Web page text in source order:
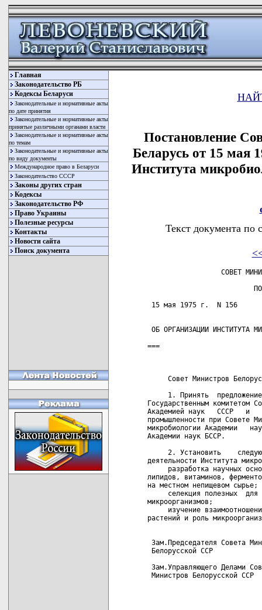
Главная
Законодательство РБ
Кодексы Беларуси
Законодательные и нормативные акты
по дате принятия
Законодательные и нормативные акты
принятые различными органами власти
Законодательные и нормативные акты
по темам
Законодательные и нормативные акты
по виду документы
Международное право в Беларуси
Законодательство СССР
Законы других стран
Кодексы
Законодательство РФ
Право Украины
Полезные ресурсы
Контакты
Новости сайта
Поиск документа
Постановление
Беларусь от 15 мая
Института
Текст документа по
СОВЕТ
15 мая 1975 г.  N
ОБ ОРГАНИЗАЦИИ ИНСТИТУТА
===
Совет Министров
1. Принять
Государственным комитетом
Академией наук   СССР   и
промышленности при Совете
микробиологии Академии
Академии наук БССР.
2. Установить
деятельности Института
разработка научных
липидов, витаминов,
на местном непищевом сырье;
селекция полезных  для
микроорганизмов;
изучение
растений и роль
Зам.Председателя Совета
Белорусской ССР
Зам.Управляющего Делами
Министров